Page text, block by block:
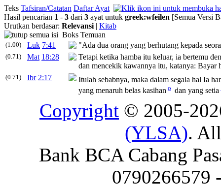
Teks Tafsiran/Catatan Daftar Ayat
Hasil pencarian 1 - 3 dari 3 ayat untuk greek:wfeilen [Semua Versi
Urutkan berdasar: Relevansi | Kitab
Boks Temuan
(1.00) Luk 7:41 "Ada dua orang yang berhutang kepada
(0.71) Mat 18:28
Tetapi ketika hamba itu keluar, ia bertemu
dan mencekik kawannya itu, katanya: Bayar
(0.71) Ibr 2:17
Itulah sebabnya, maka dalam segala hal Ia
yang menaruh belas kasihan o dan yang setia
Copyright © 2005-
(YLSA).
Bank BCA Cabang
0790266579